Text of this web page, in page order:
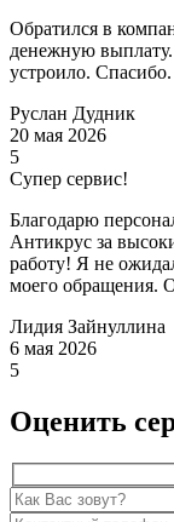
Обратился в
денежную
устроило. Спасибо.
Руслан Дудник
20 мая 2026
5
Супер сервис!
Благодарю
Антикрус за
работу! Я не
моего обращения.
Лидия Зайнуллина
6 мая 2026
5
Оценить